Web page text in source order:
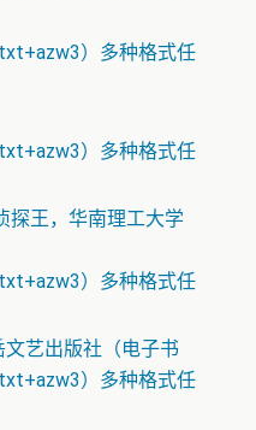
）多种格式任
）多种格式任
探王，华南理工大学
）多种格式任
艺出版社（电子书
）多种格式任